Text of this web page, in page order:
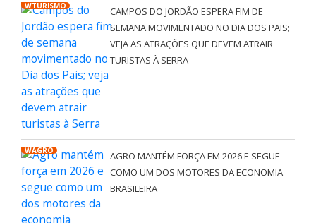
WTURISMO
CAMPOS DO JORDÃO ESPERA FIM DE
SEMANA MOVIMENTADO NO DIA DOS PAIS;
VEJA AS ATRAÇÕES QUE DEVEM ATRAIR
TURISTAS À SERRA
WAGRO
AGRO MANTÉM FORÇA EM 2026 E SEGUE
COMO UM DOS MOTORES DA ECONOMIA
BRASILEIRA